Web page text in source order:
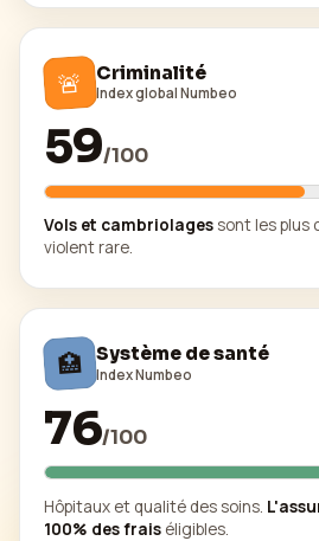
🚨 Criminalité
Index global Numbeo
59/100
Vols et cambriolages sont les plus
violent rare.
🏥 Système de santé
Index Numbeo
76/100
Hôpitaux et qualité des soins.
100% des frais éligibles.